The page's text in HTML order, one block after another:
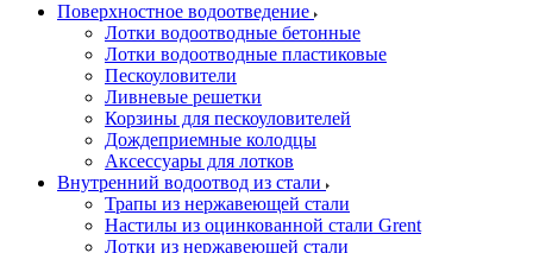
Поверхностное водоотведение
Лотки водоотводные бетонные
Лотки водоотводные пластиковые
Пескоуловители
Ливневые решетки
Корзины для пескоуловителей
Дождеприемные колодцы
Аксессуары для лотков
Внутренний водоотвод из стали
Трапы из нержавеющей стали
Настилы из оцинкованной стали Grent
Лотки из нержавеющей стали